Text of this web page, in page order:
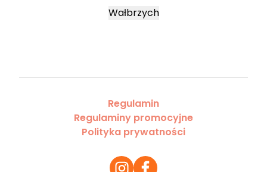
Wałbrzych
Regulamin
Regulaminy promocyjne
Polityka prywatności